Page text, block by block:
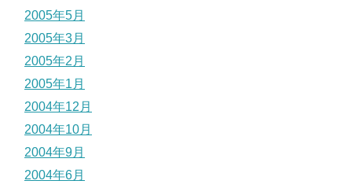
2005年5月
2005年3月
2005年2月
2005年1月
2004年12月
2004年10月
2004年9月
2004年6月